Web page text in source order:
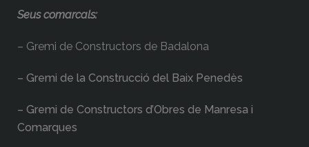
Seus comarcals:
– Gremi de Constructors de Badalona
– Gremi de la Construcció del Baix Penedès
– Gremi de Constructors d’Obres de Manresa i
Comarques